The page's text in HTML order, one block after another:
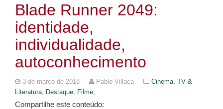
Blade Runner 2049:
identidade,
individualidade,
autoconhecimento
3 de março de 2018 Pablo Villaça
Cinema, TV &
Literatura, Destaque, Filme,
Compartilhe este conteúdo: